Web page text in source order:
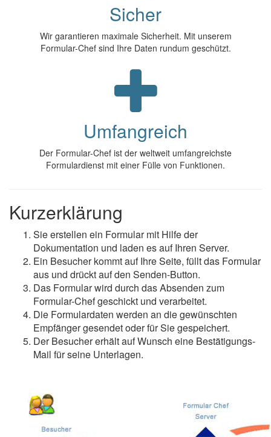
Sicher
Wir garantieren maximale Sicherheit. Mit unserem
Formular-Chef sind Ihre Daten rundum geschützt.
Umfangreich
Der Formular-Chef ist der weltweit umfangreichste
Formulardienst mit einer Fülle von Funktionen.
Kurzerklärung
Sie erstellen ein Formular mit Hilfe der
Dokumentation und laden es auf Ihren Server.
Ein Besucher kommt auf Ihre Seite, füllt das Formular
aus und drückt auf den Senden-Button.
Das Formular wird durch das Absenden zum
Formular-Chef geschickt und verarbeitet.
Die Formulardaten werden an die gewünschten
Empfänger gesendet oder für Sie gespeichert.
Der Besucher erhält auf Wunsch eine Bestätigungs-
Mail für seine Unterlagen.